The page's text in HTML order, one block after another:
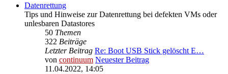
Datenrettung
Tips und Hinweise zur Datenrettung bei defekten VMs oder
unlesbaren Datastores
50 Themen
322 Beiträge
Letzter Beitrag Re: Boot USB Stick gelöscht E…
von continuum Neuester Beitrag
11.04.2022, 14:05